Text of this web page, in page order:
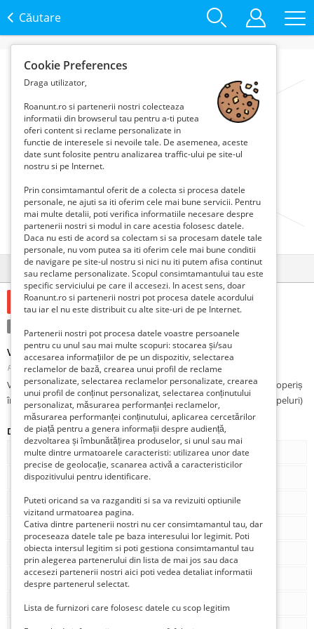
Căutare
Detalii Contact
100000 Euro €
Vând apartament 3 camere
Romania, Sibiu, Sibiu, Gară, Publicat 1 săptămână în urmă în urmă
Vând apartament 3 camere, confort 1 decomandat, etaj 4/4 cu acoperiș
în zona gării. Preț 100.000Є. Contact: 0753601514 (doar SMS sau apeluri)
Detalii
Tip
De vânzare
Tipul de proprietate
Proprietar
Num. camere
0
Num. bai
0
Stare
Construcție nouă
Metri patrati
0
Metri pătrați (total)
0
Cookie Preferences
Draga utilizator,
Roanunt.ro si partenerii nostri colecteaza
informatii din browserul tau pentru a-ti putea
oferi content si reclame personalizate in
functie de interesele si nevoile tale. De asemenea, aceste
date sunt folosite pentru analizarea traffic-ului pe site-ul
nostru si pe Internet.
Prin consimtamantul oferit de a colecta si procesa datele
personale, ne ajuti sa iti oferim cele mai bune servicii. Pentru
mai multe detalii, poti verifica informatiile necesare despre
partenerii nostri si modul in care acestia folosesc datele.
Daca nu esti de acord sa colectam si sa procesam datele tale
personale, nu vom putea sa iti oferim cele mai bune conditii
de navigare pe site-ul nostru si nici nu iti putem afisa continut
sau reclame personalizate. Scopul consimtamantului tau este
specific serviciului pe care il accesezi. In acest sens, doar
Roanunt.ro si partenerii nostri pot procesa datele acordului
tau iar el nu este distribuit cu alte site-uri de pe Internet.
Partenerii nostri pot procesa datele voastre persoanele
pentru cu unul sau mai multe scopuri: stocarea și/sau
accesarea informațiilor de pe un dispozitiv, selectarea
reclamelor de bază, crearea unui profil de reclame
personalizate, selectarea reclamelor personalizate, crearea
unui profil de conținut personalizat, selectarea conținutului
personalizat, măsurarea performanței reclamelor,
măsurarea performanței conținutului, aplicarea cercetărilor
de piață pentru a genera informații despre audiență,
dezvoltarea și îmbunătățirea produselor, si unul sau mai
multe dintre urmatoarele caracteristi: utilizarea unor date
precise de geolocație, scanarea activă a caracteristicilor
dispozitivului pentru identificare.
Puteti oricand sa va razganditi si sa va revizuiti optiunile
vizitand urmatoarea pagina.
Cativa dintre partenerii nostri nu cer consimtamantul tau, dar
proceseaza datele tale pe baza interesului lor legimit. Poti
obiecta intersul legitim si poti gestiona consimtamantul tau
prin alegerea partenerului din lista de mai jos sau daca
accesezi partenerii nostri aici poti vedea detaliat informatii
despre partenerul selectat.
Lista de furnizori care folosesc datele cu scop legitim